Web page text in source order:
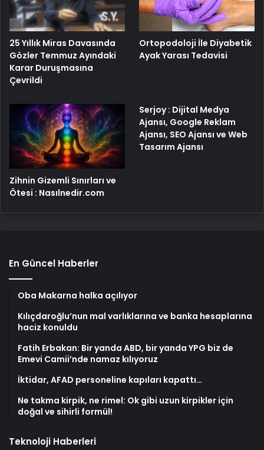
25 Yıllık Miras Davasında
Gözler Temmuz Ayındaki
Karar Duruşmasına
Çevrildi
Ortopodoloji İle Diyabetik
Ayak Yarası Tedavisi
Zihnin Gizemli Sınırları ve
Ötesi : Nasılnedir.com
Serjoy : Dijital Medya
Ajansı, Google Reklam
Ajansı, SEO Ajansı ve Web
Tasarım Ajansı
En Güncel Haberler
Oba Makarna halka açılıyor
Kılıçdaroğlu’nun mal varlıklarına ve banka hesaplarına
haciz konuldu
Fatih Erbakan: Bir yanda ABD, bir yanda YPG biz de
Emevi Camii’nde namaz kılıyoruz
İktidar, AFAD personeline kapıları kapattı…
Ne takma kirpik, ne rimel: Ok gibi uzun kirpikler için
doğal ve sihirli formül!
Teknoloji Haberleri